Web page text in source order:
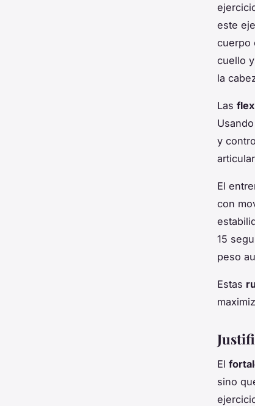
este
cuerpo
cuello
la
Las
y
El
con
15
peso
Estas
El
sino